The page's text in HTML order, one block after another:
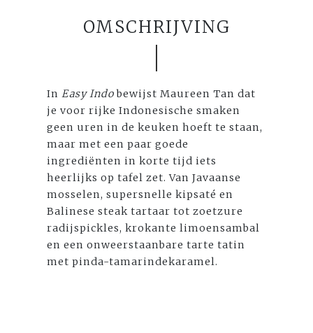
OMSCHRIJVING
In Easy Indobewijst Maureen Tan dat
je voor rijke Indonesische smaken
geen uren in de keuken hoeft te staan,
maar met een paar goede
ingrediënten in korte tijd iets
heerlijks op tafel zet. Van Javaanse
mosselen, supersnelle kipsaté en
Balinese steak tartaar tot zoetzure
radijspickles, krokante limoensambal
en een onweerstaanbare tarte tatin
met pinda-tamarindekaramel.